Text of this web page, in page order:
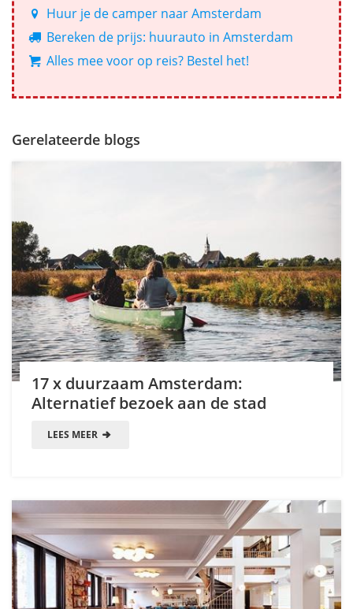
Huur je de camper naar Amsterdam
Bereken de prijs: huurauto in Amsterdam
Alles mee voor op reis? Bestel het!
Gerelateerde blogs
17 x duurzaam Amsterdam:
Alternatief bezoek aan de stad
LEES MEER